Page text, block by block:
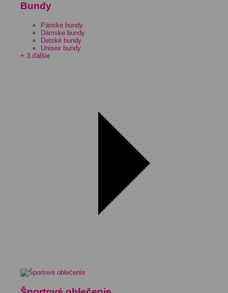
Bundy
Pánske bundy
Dámske bundy
Detské bundy
Unisex bundy
+ 3 ďalšie